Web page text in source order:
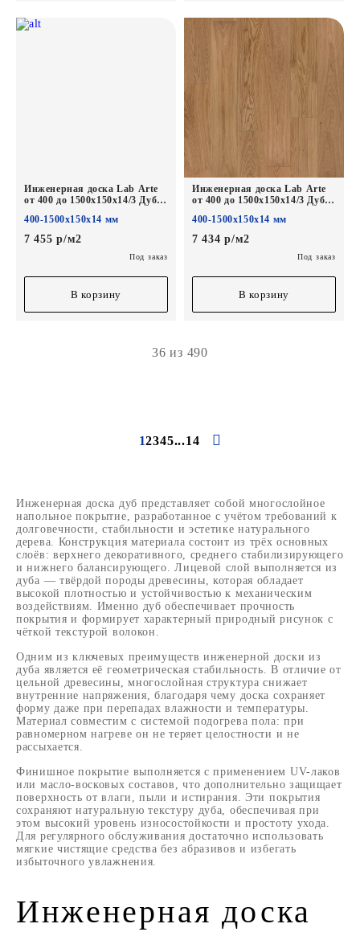
Инженерная доска Lab Arte
от 400 до 1500х150х14/3 Дуб
400-1500х150х14 мм
7 455 р/м2
Под заказ
В корзину
Инженерная доска Lab Arte
от 400 до 1500х150х14/3 Дуб
400-1500х150х14 мм
7 434 р/м2
Под заказ
В корзину
36 из 490
12345...14
Инженерная доска дуб представляет собой многослойное
напольное покрытие, разработанное с учётом требований к
долговечности, стабильности и эстетике натурального
дерева. Конструкция материала состоит из трёх основных
слоёв: верхнего декоративного, среднего стабилизирующего
и нижнего балансирующего. Лицевой слой выполняется из
дуба — твёрдой породы древесины, которая обладает
высокой плотностью и устойчивостью к механическим
воздействиям. Именно дуб обеспечивает прочность
покрытия и формирует характерный природный рисунок с
чёткой текстурой волокон.
Одним из ключевых преимуществ инженерной доски из
дуба является её геометрическая стабильность. В отличие от
цельной древесины, многослойная структура снижает
внутренние напряжения, благодаря чему доска сохраняет
форму даже при перепадах влажности и температуры.
Материал совместим с системой подогрева пола: при
равномерном нагреве он не теряет целостности и не
рассыхается.
Финишное покрытие выполняется с применением UV-лаков
или масло-восковых составов, что дополнительно защищает
поверхность от влаги, пыли и истирания. Эти покрытия
сохраняют натуральную текстуру дуба, обеспечивая при
этом высокий уровень износостойкости и простоту ухода.
Для регулярного обслуживания достаточно использовать
мягкие чистящие средства без абразивов и избегать
избыточного увлажнения.
Инженерная доска